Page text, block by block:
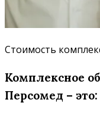
Стоимость
Комплексное
Персомед – это: